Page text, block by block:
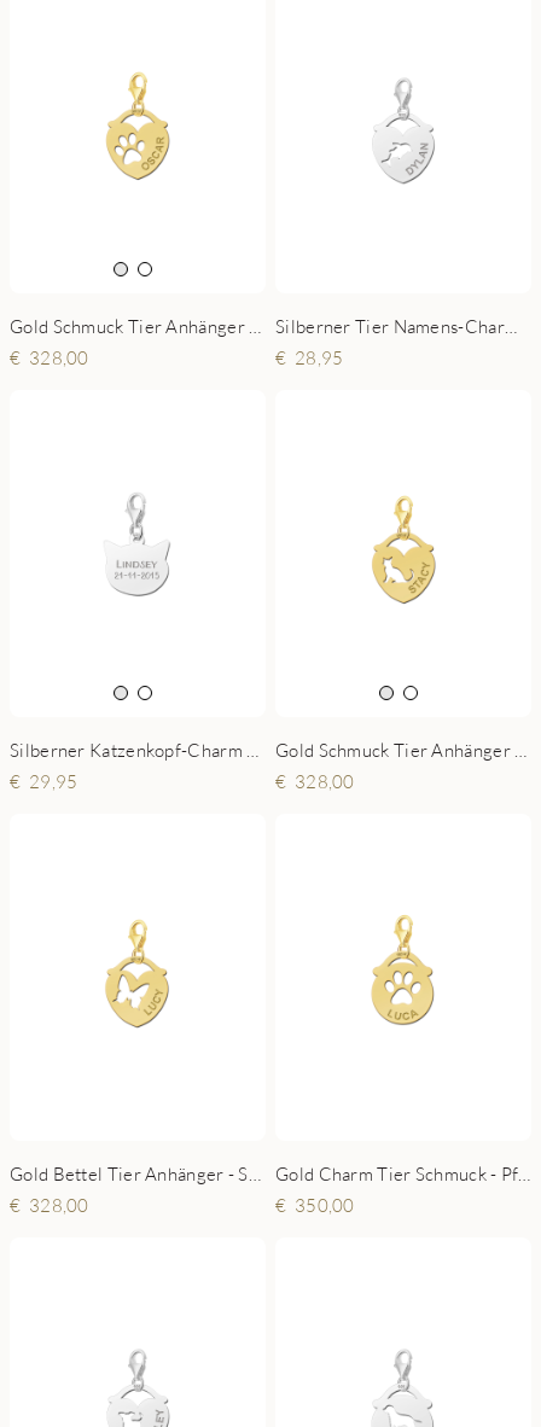
328,00
Silberner Tier Namens-Charms-Anhänger Herz Delfin
28,95
29,95
328,00
328,00
350,00